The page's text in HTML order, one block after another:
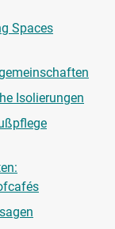
Spaces
Isolierungen